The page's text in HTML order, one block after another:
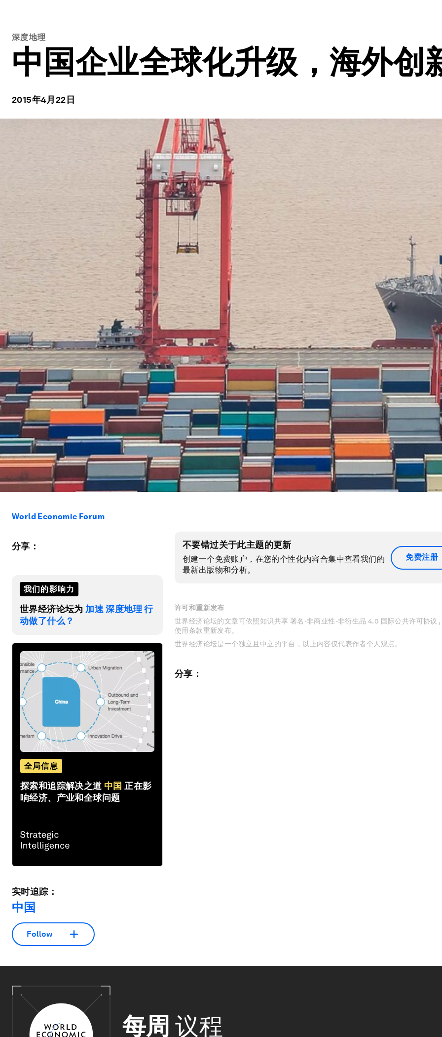
深度地理
中国企业全球化升级，海外创
2015年4月22日
World Economic Forum
分享：
我们的影响力
世界经济论坛为 加速 深度地理 行
动做了什么？
全局信息
探索和追踪解决之道 中国 正在影
响经济、产业和全球问题
实时追踪：
中国
Follow
不要错过关于此主题的更新
创建一个免费账户，在您的个性化内容合集中查看我们的
最新出版物和分析。
免费注册
许可和重新发布
世界经济论坛的文章可依照知识共享 署名-非商业性-非衍生品 4.0 国际公共许可协议
使用条款重新发布。
世界经济论坛是一个独立且中立的平台，以上内容仅代表作者个人观点。
分享：
每周 议程